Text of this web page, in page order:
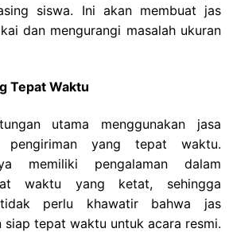
siswa. Ini akan membuat jas
dan mengurangi masalah ukuran
Tepat Waktu
utama menggunakan jasa
pengiriman yang tepat waktu.
memiliki pengalaman dalam
waktu yang ketat, sehingga
tidak perlu khawatir bahwa jas
siap tepat waktu untuk acara resmi.